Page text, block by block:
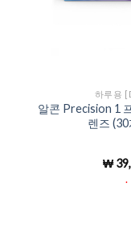
하루용
알콘 Precision 1
렌즈
₩
.